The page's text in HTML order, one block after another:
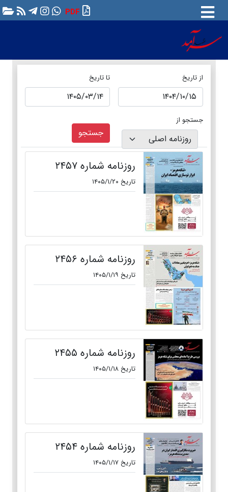
PDF
از تاریخ تا تاریخ
جستجو از
جستجو
روزنامه شماره ۲۴۵۷
تاریخ ۱۴۰۵/۱/۲۰
روزنامه شماره ۲۴۵۶
تاریخ ۱۴۰۵/۱/۱۹
روزنامه شماره ۲۴۵۵
تاریخ ۱۴۰۵/۱/۱۸
روزنامه شماره ۲۴۵۴
تاریخ ۱۴۰۵/۱/۱۷